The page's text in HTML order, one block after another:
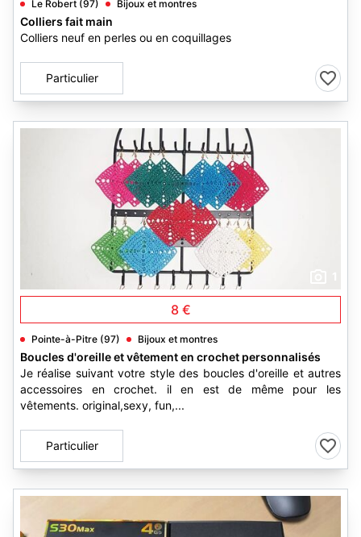
Le Robert (97) Bijoux et montres
Colliers fait main
Colliers neuf en perles ou en coquillages
Particulier
8 €
Pointe-à-Pitre (97) Bijoux et montres
Boucles d'oreille et vêtement en crochet personnalisés
Je réalise suivant votre style des boucles d'oreille et autres
accessoires en crochet. il en est de même pour les
vêtements. original,sexy, fun,...
Particulier